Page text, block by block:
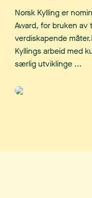
Norsk Kylling er
Award, for bruken av
verdiskapende
Kyllings arbeid med
særlig utviklinge ...